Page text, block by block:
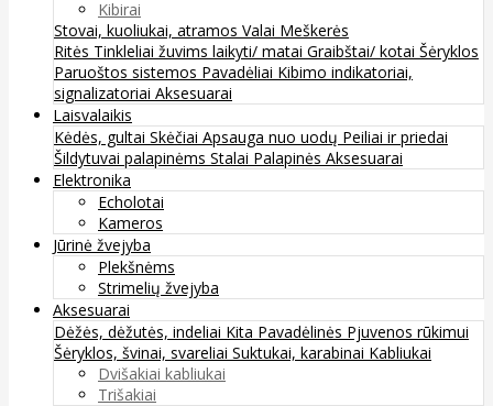
Kibirai
Stovai, kuoliukai, atramos Valai Meškerės
Ritės Tinkleliai žuvims laikyti/ matai Graibštai/ kotai Šėryklos
Paruoštos sistemos Pavadėliai Kibimo indikatoriai,
signalizatoriai Aksesuarai
Laisvalaikis
Kėdės, gultai Skėčiai Apsauga nuo uodų Peiliai ir priedai
Šildytuvai palapinėms Stalai Palapinės Aksesuarai
Elektronika
Echolotai
Kameros
Jūrinė žvejyba
Plekšnėms
Strimelių žvejyba
Aksesuarai
Dėžės, dėžutės, indeliai Kita Pavadėlinės Pjuvenos rūkimui
Šėryklos, švinai, svareliai Suktukai, karabinai Kabliukai
Dvišakiai kabliukai
Trišakiai